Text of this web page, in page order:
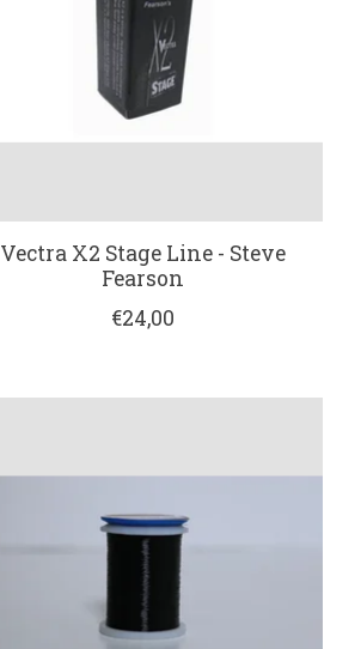
Vectra X2 Stage Line - Steve
Fearson
€24,00